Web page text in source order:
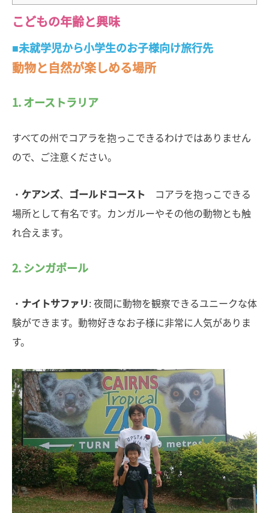
こどもの年齢と興味
■未就学児から小学生のお子様向け旅行先
動物と自然が楽しめる場所
1. オーストラリア
すべての州でコアラを抱っこできるわけではありません
ので、ご注意ください。
・ ケアンズ、 ゴールドコースト コアラを抱っこできる
場所として有名です。カンガルーやその他の動物とも触
れ合えます。
2. シンガポール
・ ナイトサファリ: 夜間に動物を観察できるユニークな体
験ができます。動物好きなお子様に非常に人気がありま
す。